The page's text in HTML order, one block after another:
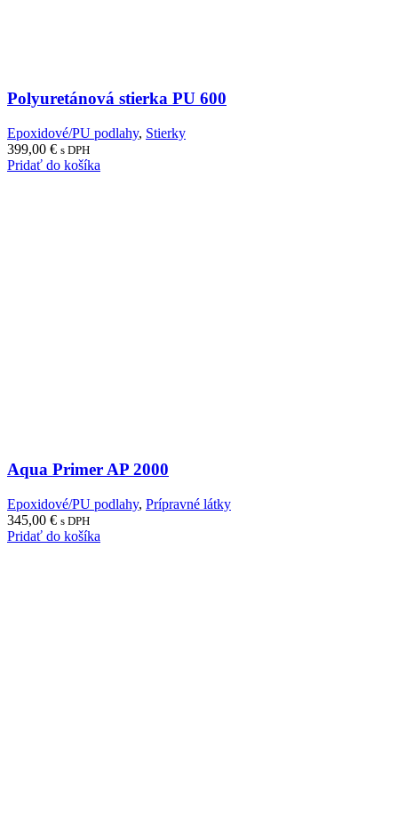
Polyuretánová stierka PU 600
Epoxidové/PU podlahy, Stierky
399,00 € s DPH
Pridať do košíka
Aqua Primer AP 2000
Epoxidové/PU podlahy, Prípravné látky
345,00 € s DPH
Pridať do košíka